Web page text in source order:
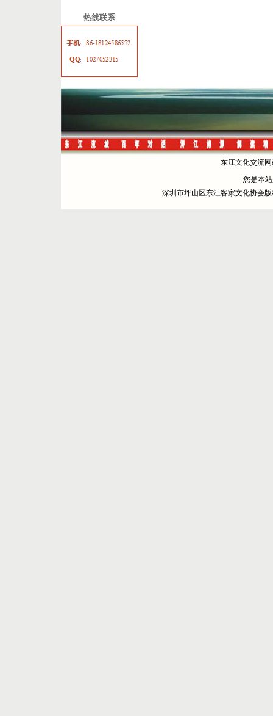
热线联系
东江文化交流
您是本
深圳市坪山区东江客家文化协